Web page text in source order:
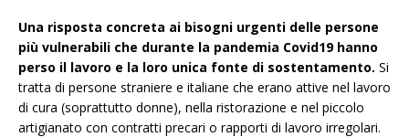
Una risposta concreta ai bisogni urgenti delle persone
più vulnerabili che durante la pandemia Covid19 hanno
perso il lavoro e la loro unica fonte di sostentamento. ​Si
tratta di persone straniere e italiane che erano attive nel lavoro
di cura (soprattutto donne), nella ristorazione e nel piccolo
artigianato con contratti precari o rapporti di lavoro irregolari.